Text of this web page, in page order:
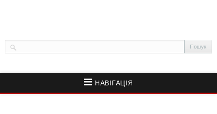
НАВІГАЦІЯ